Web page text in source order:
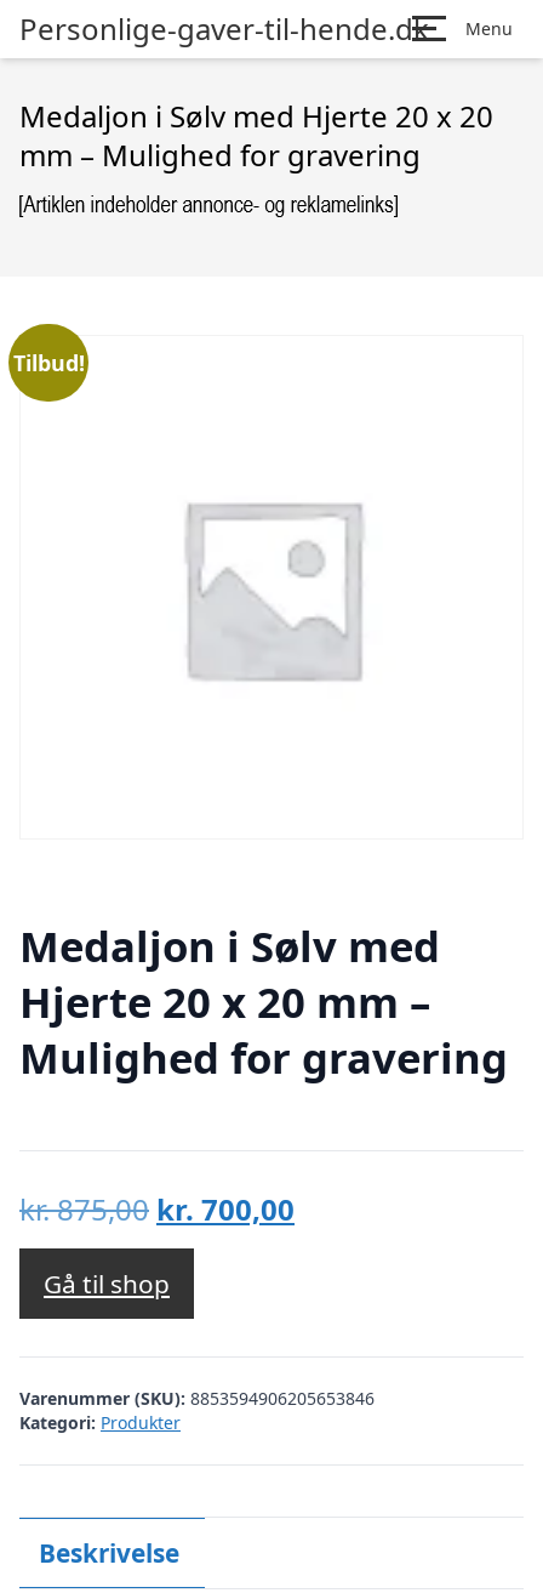
Personlige-gaver-til-hende.dk Menu
Medaljon i Sølv med Hjerte 20 x 20
mm – Mulighed for gravering
Tilbud!
Medaljon i Sølv med
Hjerte 20 x 20 mm –
Mulighed for gravering
kr.875,00 Den
oprindelige
pris
var:
kr. 875,00.
kr. 700,00
kr. 700,00.
Gå til shop
Varenummer (SKU): 8853594906205653846
Kategori: Produkter
Beskrivelse